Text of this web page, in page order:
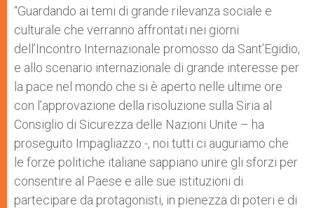
“Guardando ai temi di grande rilevanza sociale e
culturale che verranno affrontati nei giorni
dell’Incontro Internazionale promosso da Sant’Egidio,
e allo scenario internazionale di grande interesse per
la pace nel mondo che si è aperto nelle ultime ore
con l’approvazione della risoluzione sulla Siria al
Consiglio di Sicurezza delle Nazioni Unite – ha
proseguito Impagliazzo -, noi tutti ci auguriamo che
le forze politiche italiane sappiano unire gli sforzi per
consentire al Paese e alle sue istituzioni di
partecipare da protagonisti, in pienezza di poteri e di